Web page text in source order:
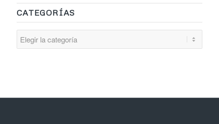
CATEGORÍAS
Categorías